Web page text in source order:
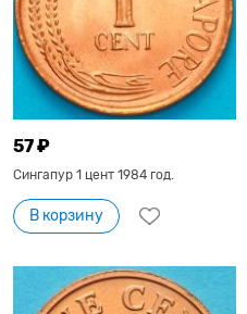
57 ₽
Сингапур 1 цент 1984 год.
В корзину